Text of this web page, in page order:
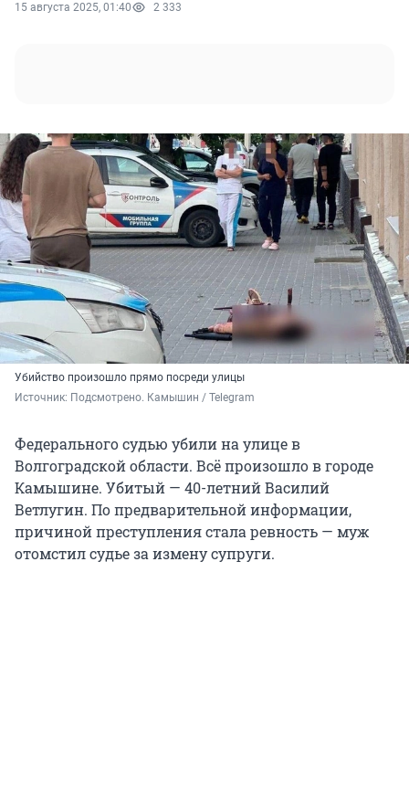
15 августа 2025, 01:40 2 333
Убийство произошло прямо посреди улицы
Источник: Подсмотрено. Камышин / Telegram
Федерального судью убили на улице в
Волгоградской области. Всё произошло в городе
Камышине. Убитый — 40-летний Василий
Ветлугин. По предварительной информации,
причиной преступления стала ревность — муж
отомстил судье за измену супруги.